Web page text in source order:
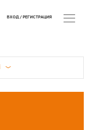
ВХОД / РЕГИСТРАЦИЯ